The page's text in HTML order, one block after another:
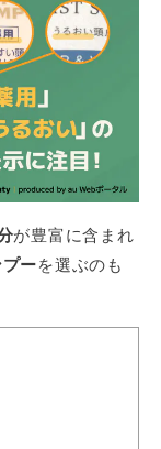
が豊富に含まれ
ーを選ぶのも